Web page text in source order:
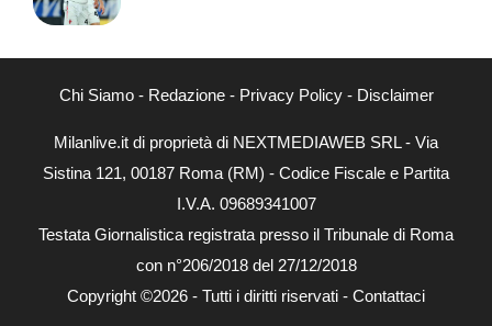
Chi Siamo- Redazione- Privacy Policy- Disclaimer
Milanlive.it di proprietà di NEXTMEDIAWEB SRL - Via
Sistina 121, 00187 Roma (RM) - Codice Fiscale e Partita
I.V.A. 09689341007
Testata Giornalistica registrata presso il Tribunale di Roma
con n°206/2018 del 27/12/2018
Copyright ©2026 - Tutti i diritti riservati - Contattaci